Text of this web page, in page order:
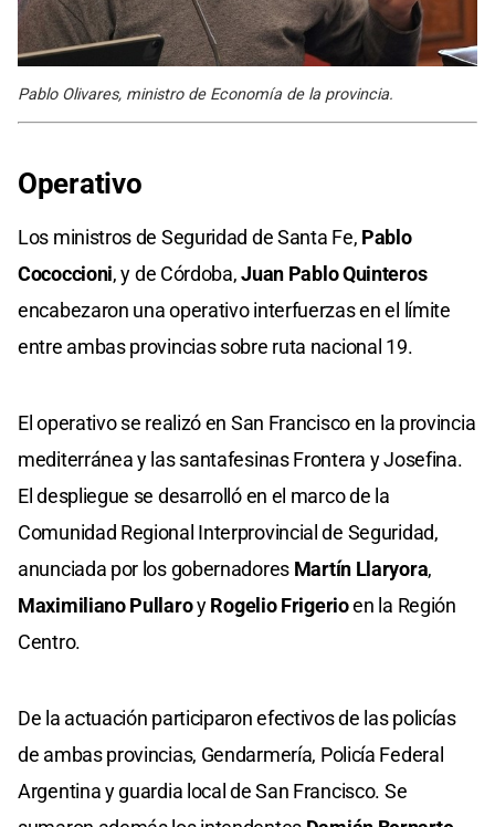
Pablo Olivares, ministro de Economía de la provincia.
Operativo
Los ministros de Seguridad de Santa Fe, Pablo
Cococcioni, y de Córdoba,Juan Pablo Quinteros
encabezaron una operativo interfuerzas en el límite
entre ambas provincias sobre ruta nacional 19.
El operativo se realizó en San Francisco en la provincia
mediterránea y las santafesinas Frontera y Josefina.
El despliegue se desarrolló en el marco de la
Comunidad Regional Interprovincial de Seguridad,
anunciada por los gobernadores Martín Llaryora,
Maximiliano PullaroyRogelio Frigerioen la Región
Centro.
De la actuación participaron efectivos de las policías
de ambas provincias, Gendarmería, Policía Federal
Argentina y guardia local de San Francisco. Se